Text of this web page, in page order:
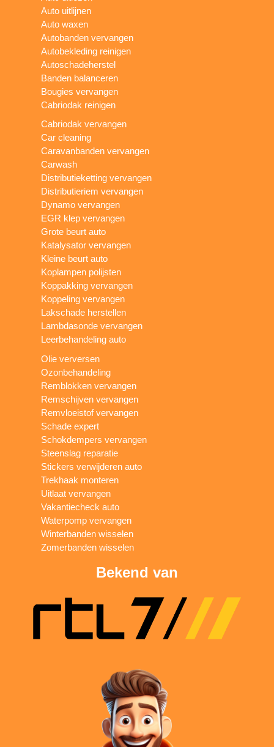
Auto uitlijnen
Auto waxen
Autobanden vervangen
Autobekleding reinigen
Autoschadeherstel
Banden balanceren
Bougies vervangen
Cabriodak reinigen
Cabriodak vervangen
Car cleaning
Caravanbanden vervangen
Carwash
Distributieketting vervangen
Distributieriem vervangen
Dynamo vervangen
EGR klep vervangen
Grote beurt auto
Katalysator vervangen
Kleine beurt auto
Koplampen polijsten
Koppakking vervangen
Koppeling vervangen
Lakschade herstellen
Lambdasonde vervangen
Leerbehandeling auto
Olie verversen
Ozonbehandeling
Remblokken vervangen
Remschijven vervangen
Remvloeistof vervangen
Schade expert
Schokdempers vervangen
Steenslag reparatie
Stickers verwijderen auto
Trekhaak monteren
Uitlaat vervangen
Vakantiecheck auto
Waterpomp vervangen
Winterbanden wisselen
Zomerbanden wisselen
Bekend van